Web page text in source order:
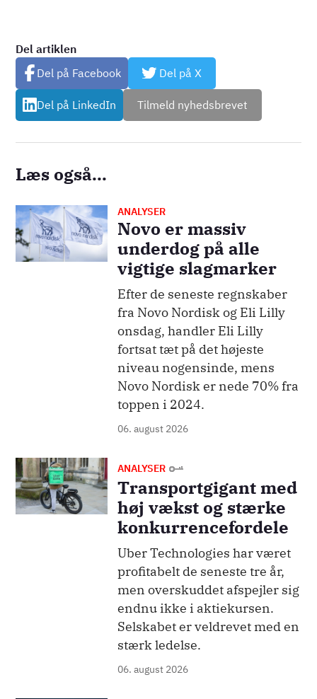
Del artiklen
Del på Facebook
Del på X
Del på LinkedIn Tilmeld nyhedsbrevet
Læs også...
Billede ANALYSER
Novo er massiv
underdog på alle
vigtige slagmarker
Efter de seneste regnskaber
fra Novo Nordisk og Eli Lilly
onsdag, handler Eli Lilly
fortsat tæt på det højeste
niveau nogensinde, mens
Novo Nordisk er nede 70% fra
toppen i 2024.
06. august 2026
Billede ANALYSER
Transportgigant med
høj vækst og stærke
konkurrencefordele
Uber Technologies har været
profitabelt de seneste tre år,
men overskuddet afspejler sig
endnu ikke i aktiekursen.
Selskabet er veldrevet med en
stærk ledelse.
06. august 2026